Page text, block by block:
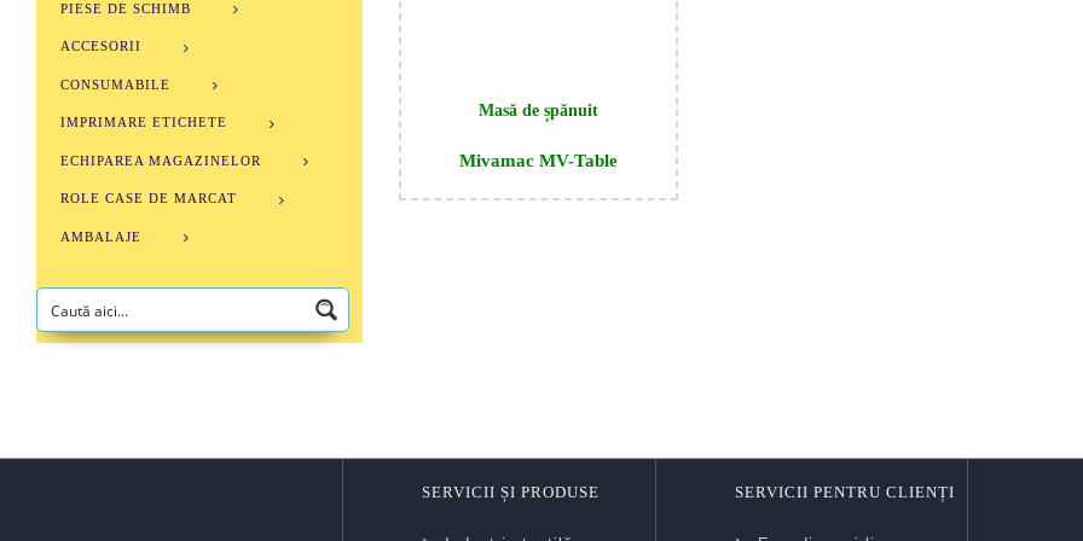
Masă de șpănuit
Mivamac MV-Table
PIESE DE SCHIMB
ACCESORII
CONSUMABILE
IMPRIMARE ETICHETE
ECHIPAREA MAGAZINELOR
ROLE CASE DE MARCAT
AMBALAJE
SERVICII ȘI PRODUSE SERVICII PENTRU CLIENȚI